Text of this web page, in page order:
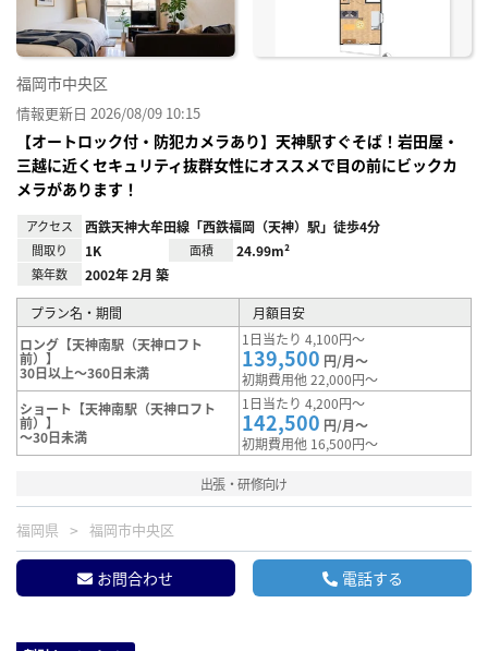
福岡市中央区
情報更新日 2026/08/09 10:15
【オートロック付・防犯カメラあり】天神駅すぐそば！岩田屋・
三越に近くセキュリティ抜群女性にオススメで目の前にビックカ
メラがあります！
アクセス 西鉄天神大牟田線「西鉄福岡（天神）駅」徒歩4分
間取り 1K 面積 24.99m²
築年数 2002年 2月 築
プラン名・期間
月額目安
ロング【天神南駅（天神ロフト
前）】
30日以上～360日未満
1日当たり 4,100円～
139,500 円/月～
初期費用他 22,000円～
ショート【天神南駅（天神ロフト
前）】
～30日未満
1日当たり 4,200円～
142,500 円/月～
初期費用他 16,500円～
出張・研修向け
福岡県 福岡市中央区
お問合わせ 電話する